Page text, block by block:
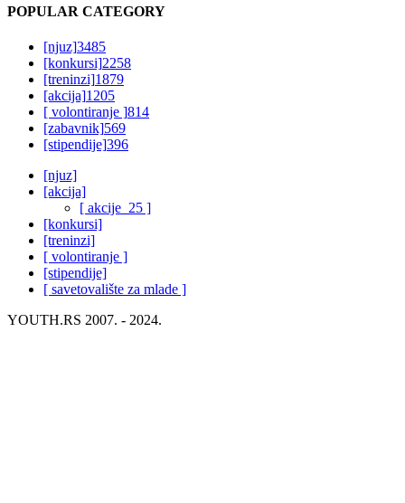
POPULAR CATEGORY
[njuz]3485
[konkursi]2258
[treninzi]1879
[akcija]1205
[ volontiranje ]814
[zabavnik]569
[stipendije]396
[njuz]
[akcija]
[ akcije_25 ]
[konkursi]
[treninzi]
[ volontiranje ]
[stipendije]
[ savetovalište za mlade ]
YOUTH.RS 2007. - 2024.